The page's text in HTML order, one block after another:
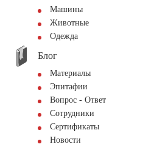
Машины
Животные
Одежда
Блог
Материалы
Эпитафии
Вопрос - Ответ
Сотрудники
Сертификаты
Новости